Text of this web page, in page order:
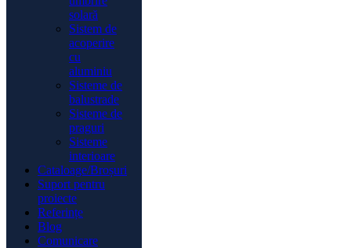
solară
Sistem de
acoperire
cu
aluminiu
Sisteme de
balustrade
Sisteme de
praguri
Sisteme
interioare
Cataloage/Broșuri
Suport pentru
proiecte
Referințe
Blog
Comunicare